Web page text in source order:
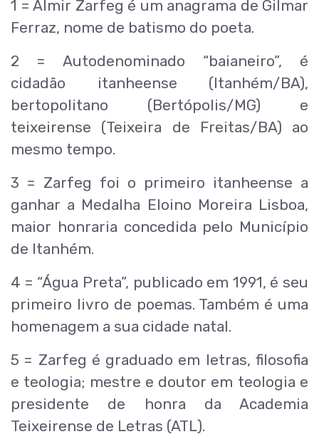
1 = Almir Zarfeg é um anagrama de Gilmar
Ferraz, nome de batismo do poeta.
2 = Autodenominado “baianeiro”, é
cidadão itanheense (Itanhém/BA),
bertopolitano (Bertópolis/MG) e
teixeirense (Teixeira de Freitas/BA) ao
mesmo tempo.
3 = Zarfeg foi o primeiro itanheense a
ganhar a Medalha Eloino Moreira Lisboa,
maior honraria concedida pelo Município
de Itanhém.
4 = “Água Preta”, publicado em 1991, é seu
primeiro livro de poemas. Também é uma
homenagem a sua cidade natal.
5 = Zarfeg é graduado em letras, filosofia
e teologia; mestre e doutor em teologia e
presidente de honra da Academia
Teixeirense de Letras (ATL).